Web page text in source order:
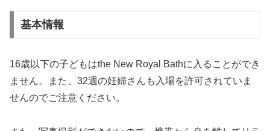
基本情報
16歳以下の子どもはthe New Royal Bathに入ることができ
ません。また、32週の妊婦さんも入場を許可されていま
せんのでご注意ください。